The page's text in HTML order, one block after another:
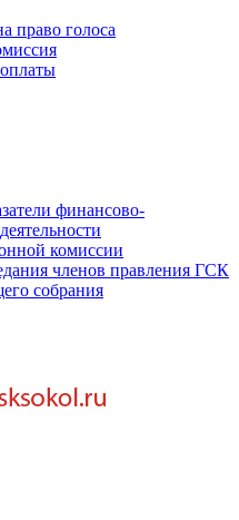
право голоса
финансово-
комиссии
членов правления ГСК
собрания